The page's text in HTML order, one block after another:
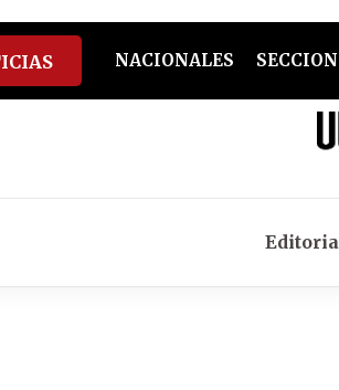
NACIONALES